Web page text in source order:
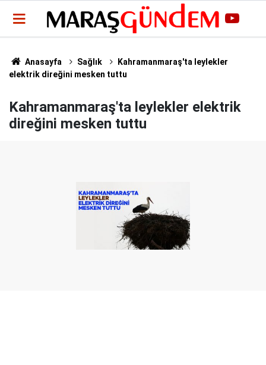
Anasayfa Sağlık
Kahramanmaraş'ta leylekler
elektrik direğini mesken tuttu
Kahramanmaraş'ta leylekler elektrik
direğini mesken tuttu